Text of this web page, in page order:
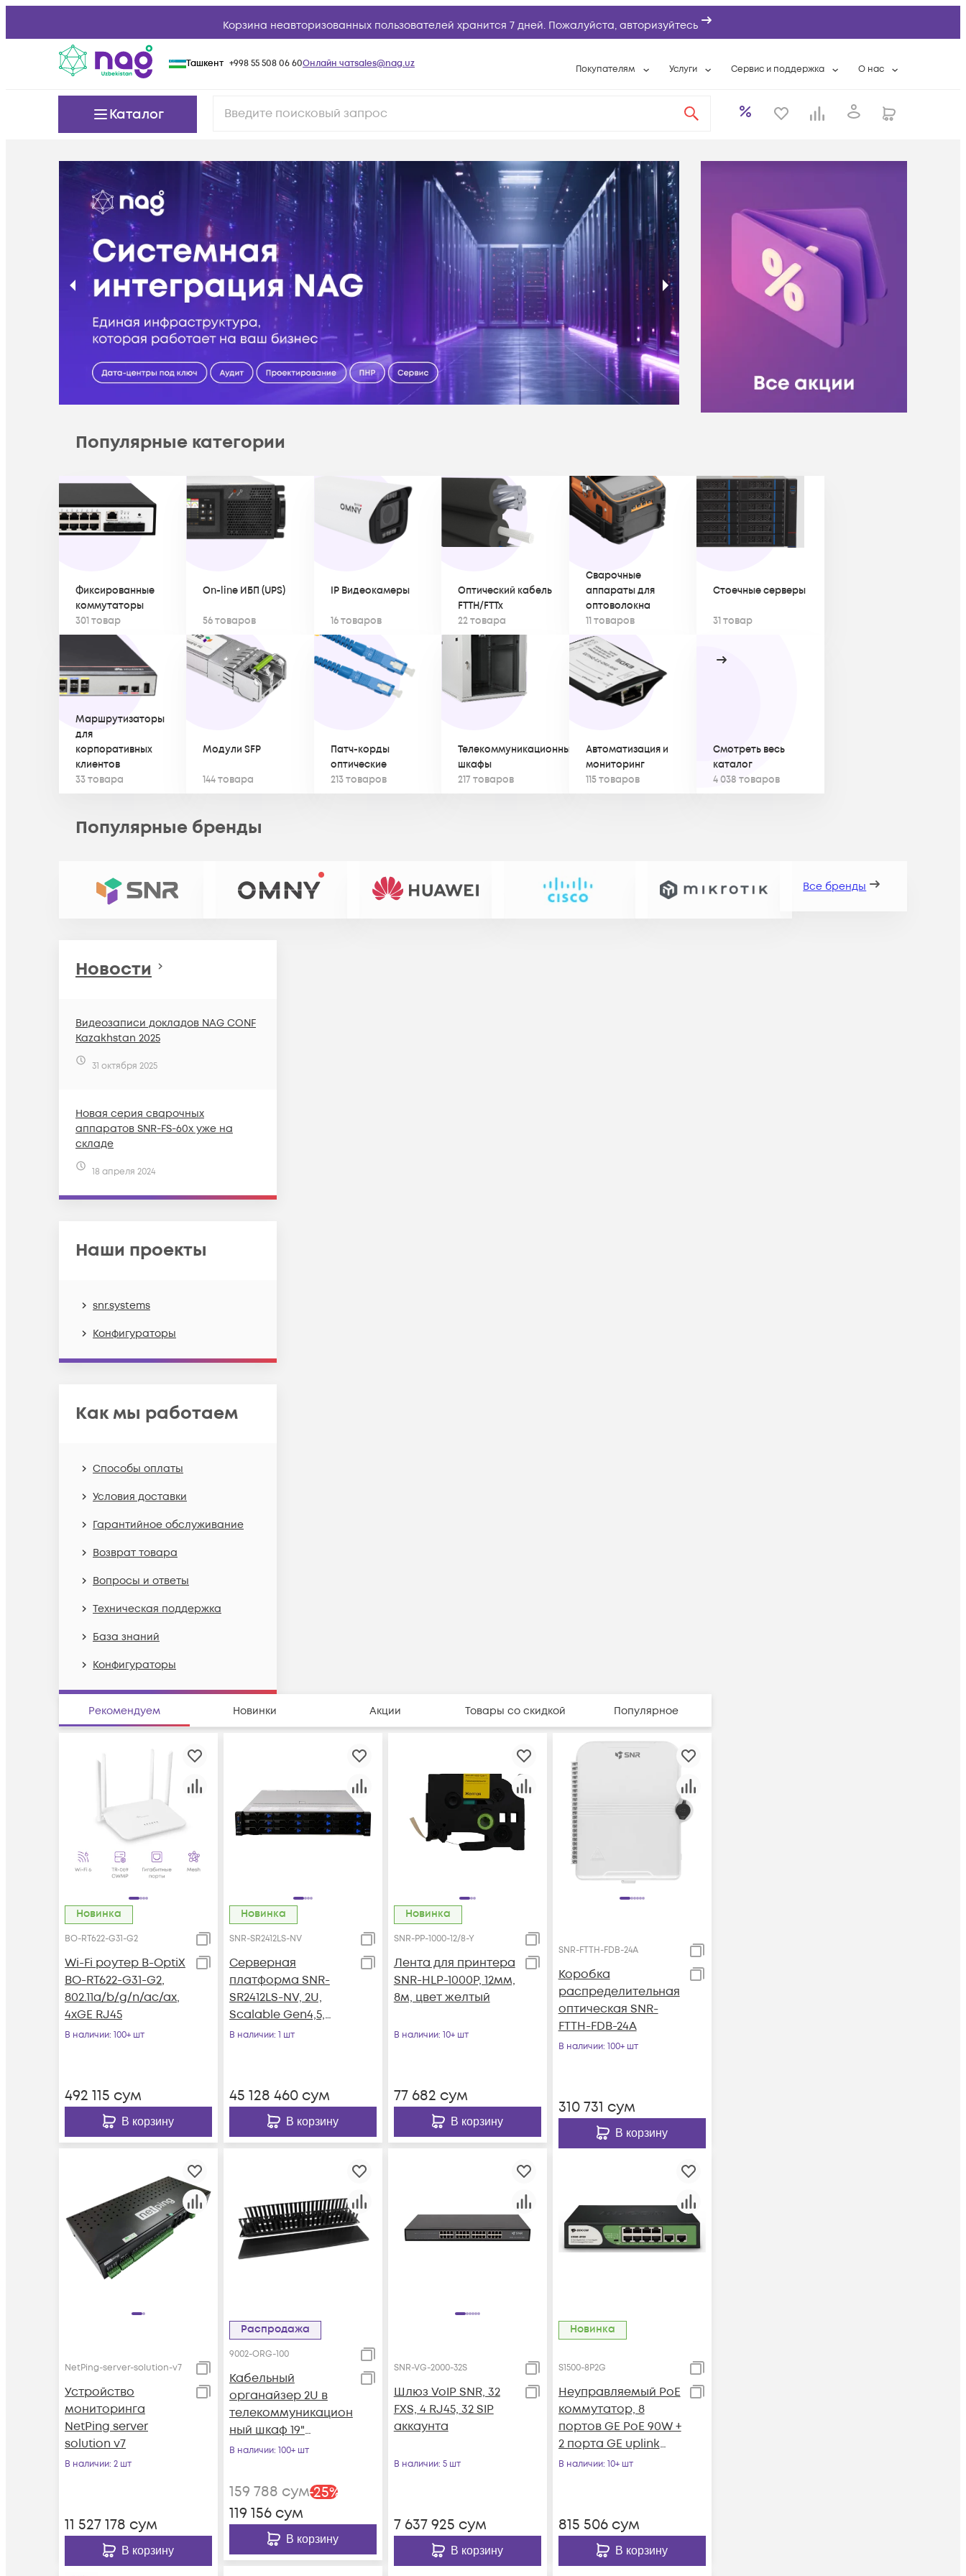
Корзина неавторизованных пользователей хранится 7 дней. Пожалуйста, авторизуйтесь
Ташкент +998 55 508 06 60Онлайн чатsales@nag.uz Покупателям
Вопросы и ответы
Техническая поддержка
База знаний
Конфигураторы
Услуги
Расширенная гарантия
Сервис и поддержка
Разовые выездные работы
Условия оказания услуг
О нас
Контактная
Каталог
Популярные категории
Фиксированные
коммутаторы
301 товар
On-line ИБП (UPS)
56 товаров
IP Видеокамеры
16 товаров
Оптический кабель
FTTH/FTTx
22 товара
Сварочные
аппараты для
оптоволокна
11 товаров
Стоечные серверы
31 товар
Маршрутизаторы
для
корпоративных
клиентов
33 товара
Модули SFP
144 товара
Патч-корды
оптические
213 товаров
Телекоммуникационные
шкафы
217 товаров
Автоматизация и
мониторинг
115 товаров
Смотреть весь
каталог
4 038 товаров
Популярные бренды
Все бренды
Новости
Видеозаписи докладов NAG CONF
Kazakhstan 2025
31 октября 2025
Новая серия сварочных
аппаратов SNR-FS-60x уже на
складе
18 апреля 2024
Наши проекты
snr.systems
Конфигураторы
Как мы работаем
Способы оплаты
Условия доставки
Гарантийное обслуживание
Возврат товара
Вопросы и ответы
Техническая поддержка
База знаний
Конфигураторы
Рекомендуем Новинки Акции Товары со скидкой Популярное
Новинка
BO-RT622-G31-G2
Wi-Fi роутер B-OptiX
BO-RT622-G31-G2,
802.11a/b/g/n/ac/ax,
4xGE RJ45
В наличии: 100+ шт
492 115 сум
В корзину
Новинка
SNR-SR2412LS-NV
Серверная
платформа SNR-
SR2412LS-NV, 2U,
Scalable Gen4,5,
DDR5, 12xHDD,
В наличии: 1 шт
45 128 460сум
В корзину
Новинка
SNR-PP-1000-12/8-Y
Лента для принтера
SNR-HLP-1000P, 12мм,
8м, цвет желтый
В наличии: 10+ шт
77 682 сум
В корзину
SNR-FTTH-FDB-24A
Коробка
распределительная
оптическая SNR-
FTTH-FDB-24A
В наличии: 100+ шт
310 731 сум
В корзину
NetPing-server-solution-v7
Устройство
мониторинга
NetPing server
solution v7
В наличии: 2 шт
11 527 178 сум
В корзину
Распродажа
9002-ORG-100
Кабельный
органайзер 2U в
телекоммуникацион
ный шкаф 19"
LANsens (9002-ORG-
В наличии: 100+ шт
159 788 сум-25%
119 156сум
В корзину
SNR-VG-2000-32S
Шлюз VoIP SNR, 32
FXS, 4 RJ45, 32 SIP
аккаунта
В наличии: 5 шт
7 637 925 сум
В корзину
Новинка
S1500-8P2G
Неуправляемый PoE
коммутатор, 8
портов GE PoE 90W +
2 порта GE uplink
RJ45
В наличии: 10+ шт
815 506сум
В корзину